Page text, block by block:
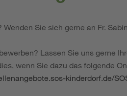
Wenden Sie sich gerne an Fr.
Lassen Sie uns gerne
wenn Sie dazu das folgende
kinderdorf.de/